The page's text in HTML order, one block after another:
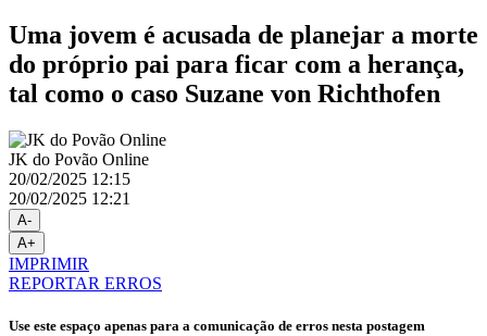
Uma jovem é acusada de planejar a morte
do próprio pai para ficar com a herança,
tal como o caso Suzane von Richthofen
JK do Povão Online
20/02/2025 12:15
20/02/2025 12:21
A-
A+
IMPRIMIR
REPORTAR ERROS
Use este espaço apenas para a comunicação de erros nesta postagem